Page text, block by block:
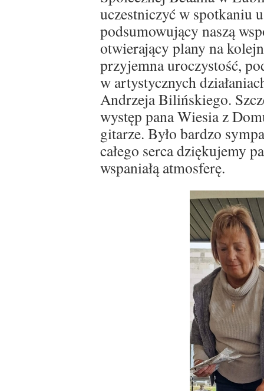
uczestniczyć w spotkaniu
podsumowujący naszą
otwierający plany na
przyjemna uroczystość,
w artystycznych
Andrzeja Bilińskiego.
występ pana Wiesia z
gitarze. Było bardzo
całego serca dziękujemy
wspaniałą atmosferę.